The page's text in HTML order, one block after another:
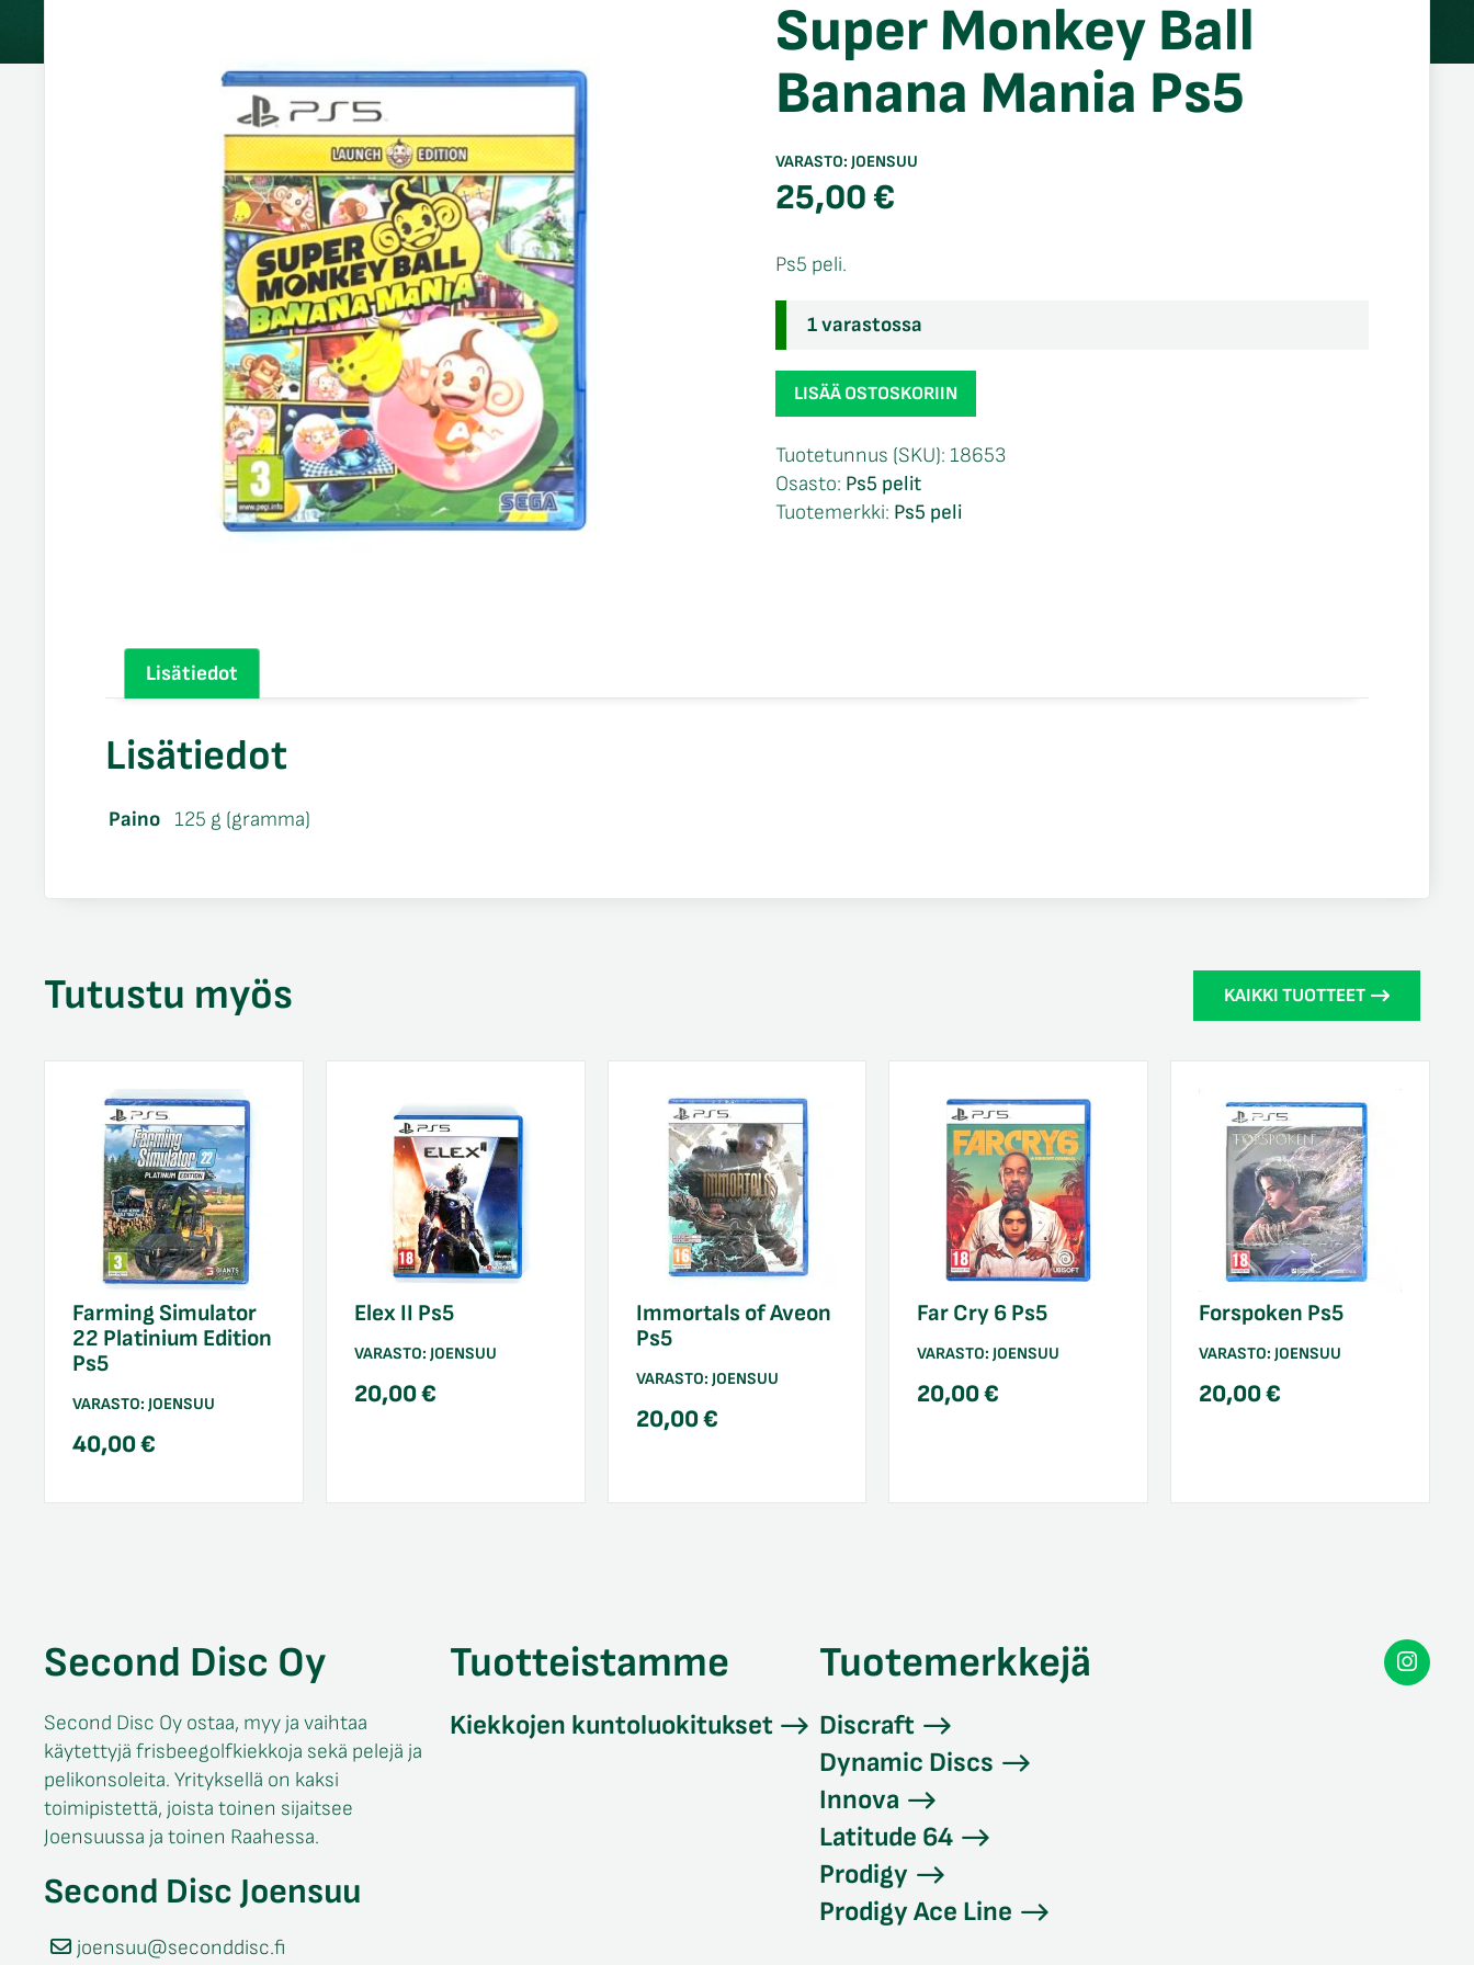
Super Monkey Ball
Banana Mania Ps5
VARASTO: JOENSUU
25,00€
Ps5 peli.
1 varastossa
Super
Monkey
Banana
Mania
Ps5
LISÄÄ OSTOSKORIIN
Tuotetunnus (SKU): 18653
Osasto: Ps5 pelit
Tuotemerkki: Ps5 peli
Lisätiedot
Lisätiedot
Paino 125 g (gramma)
Tutustu myös KAIKKI TUOTTEET
Farming Simulator
22 Platinium Edition
Ps5
VARASTO: JOENSUU
40,00€
Elex II Ps5
VARASTO: JOENSUU
20,00€
Immortals of Aveon
Ps5
VARASTO: JOENSUU
20,00€
Far Cry 6 Ps5
VARASTO:JOENSUU
20,00€
Forspoken Ps5
VARASTO:JOENSUU
20,00€
Second Disc Oy
Second Disc Oy ostaa, myy ja vaihtaa
käytettyjä frisbeegolfkiekkoja sekä pelejä ja
pelikonsoleita. Yrityksellä on kaksi
toimipistettä, joista toinen sijaitsee
Joensuussa ja toinen Raahessa.
Second Disc Joensuu
joensuu@seconddisc.fi
Tuotteistamme
Kiekkojen kuntoluokitukset
Tuotemerkkejä
Discraft
Dynamic Discs
Innova
Latitude 64
Prodigy
Prodigy Ace Line